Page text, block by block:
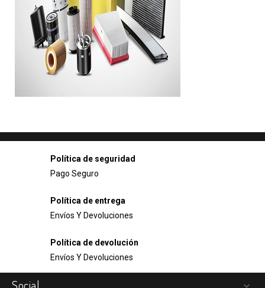
Política de seguridad
Pago Seguro
Política de entrega
Envíos Y Devoluciones
Política de devolución
Envíos Y Devoluciones